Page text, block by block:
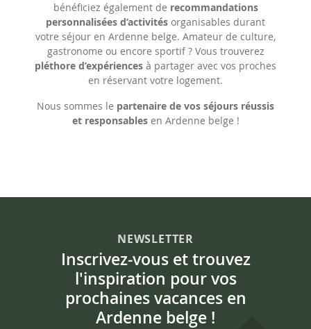
bénéficiez également de recommandations
personnalisées d’activités organisables durant
votre séjour en Ardenne belge. Amateur de culture,
gastronome ou encore sportif ? Vous trouverez
pléthore d’expériences à partager avec vos proches
en réservant votre logement.
Nous sommes le partenaire de vos séjours réussis
et responsablesen Ardenne belge !
NEWSLETTER
Inscrivez-vous et trouvez
l'inspiration pour vos
prochaines vacances en
Ardenne belge !